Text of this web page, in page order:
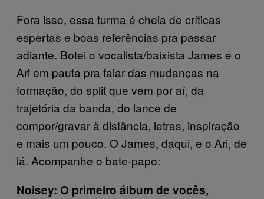
Fora isso, essa turma é cheia de críticas
espertas e boas referências pra passar
adiante. Botei o vocalista/baixista James e o
Ari em pauta pra falar das mudanças na
formação, do split que vem por aí, da
trajetória da banda, do lance de
compor/gravar à distância, letras, inspiração
e mais um pouco. O James, daqui, e o Ari, de
lá. Acompanhe o bate-papo:
Noisey: O primeiro álbum de vocês,